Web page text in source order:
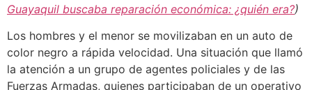
Guayaquil buscaba reparación económica: ¿quién era?)
Los hombres y el menor se movilizaban en un auto de
color negro a rápida velocidad. Una situación que llamó
la atención a un grupo de agentes policiales y de las
Fuerzas Armadas, quienes participaban de un operativo